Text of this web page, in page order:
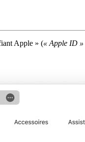
Apple » (« Apple ID »